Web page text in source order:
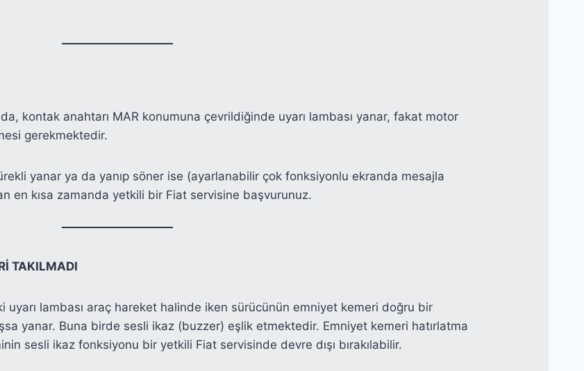
kontak anahtarı MAR konumuna çevrildiğinde uyarı lambası yanar, fakat motor
gerekmektedir.
yanar ya da yanıp söner ise (ayarlanabilir çok fonksiyonlu ekranda mesajla
en kısa zamanda yetkili bir Fiat servisine başvurunuz.
TAKILMADI
uyarı lambası araç hareket halinde iken sürücünün emniyet kemeri doğru bir
yanar. Buna birde sesli ikaz (buzzer) eşlik etmektedir. Emniyet kemeri hatırlatma
sesli ikaz fonksiyonu bir yetkili Fiat servisinde devre dışı bırakılabilir.